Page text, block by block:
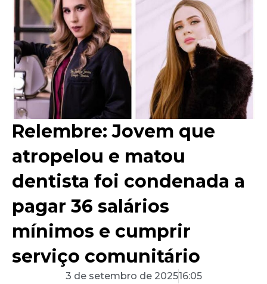
Relembre: Jovem que
atropelou e matou
dentista foi condenada a
pagar 36 salários
mínimos e cumprir
serviço comunitário
3 de setembro de 202516:05